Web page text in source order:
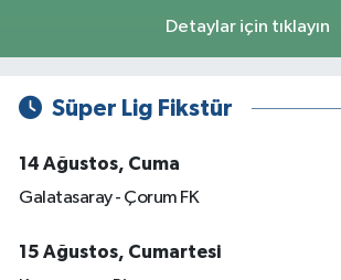
Detaylar için tıklayın
Süper Lig Fikstür
14 Ağustos, Cuma
Galatasaray - Çorum FK
15 Ağustos, Cumartesi